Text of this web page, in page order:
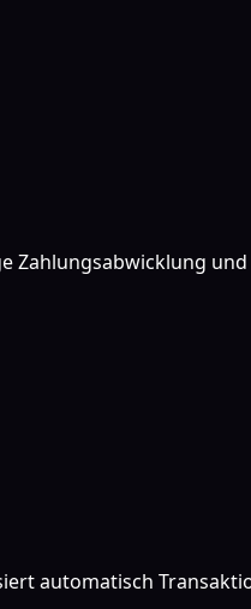
Zahlungsabwicklung
automatisch